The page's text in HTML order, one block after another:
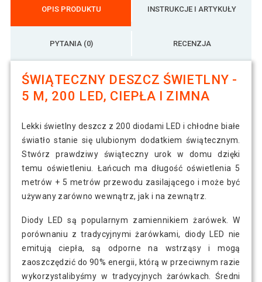
OPIS PRODUKTU INSTRUKCJE I ARTYKUŁY
PYTANIA (0) RECENZJA
ŚWIĄTECZNY DESZCZ ŚWIETLNY -
5 M, 200 LED, CIEPŁA I ZIMNA
Lekki świetlny deszcz z 200 diodami LED i chłodne białe
światło stanie się ulubionym dodatkiem świątecznym.
Stwórz prawdziwy świąteczny urok w domu dzięki
temu oświetleniu. Łańcuch ma długość oświetlenia 5
metrów + 5 metrów przewodu zasilającego i może być
używany zarówno wewnątrz, jak i na zewnątrz.
Diody LED są popularnym zamiennikiem żarówek. W
porównaniu z tradycyjnymi żarówkami, diody LED nie
emitują ciepła, są odporne na wstrząsy i mogą
zaoszczędzić do 90% energii, którą w przeciwnym razie
wykorzystalibyśmy w tradycyjnych żarówkach. Średni